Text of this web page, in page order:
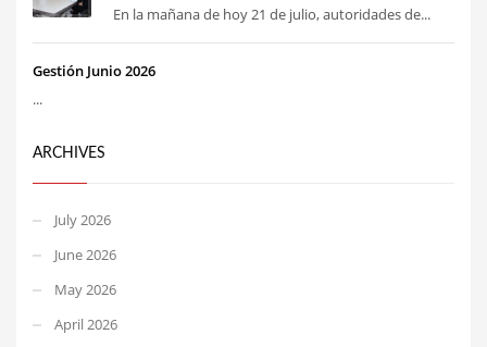
En la mañana de hoy 21 de julio, autoridades de...
Gestión Junio 2026
...
ARCHIVES
July 2026
June 2026
May 2026
April 2026